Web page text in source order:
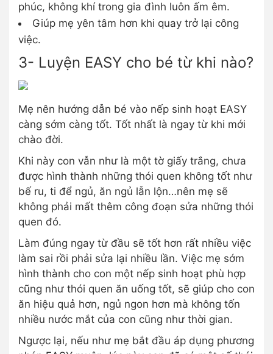
phúc, không khí trong gia đình luôn ấm êm.
Giúp mẹ yên tâm hơn khi quay trở lại công
việc.
3- Luyện EASY cho bé từ khi nào?
Mẹ nên hướng dẫn bé vào nếp sinh hoạt EASY
càng sớm càng tốt. Tốt nhất là ngay từ khi mới
chào đời.
Khi này con vẫn như là một tờ giấy trắng, chưa
được hình thành những thói quen không tốt như
bế ru, ti để ngủ, ăn ngủ lẫn lộn…nên mẹ sẽ
không phải mất thêm công đoạn sửa những thói
quen đó.
Làm đúng ngay từ đầu sẽ tốt hơn rất nhiều việc
làm sai rồi phải sửa lại nhiều lần. Việc mẹ sớm
hình thành cho con một nếp sinh hoạt phù hợp
cũng như thói quen ăn uống tốt, sẽ giúp cho con
ăn hiệu quả hơn, ngủ ngon hơn mà không tốn
nhiều nước mắt của con cũng như thời gian.
Ngược lại, nếu như mẹ bắt đầu áp dụng phương